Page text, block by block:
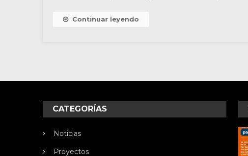
Continuar leyendo
CATEGORÍAS
Noticias
Proyectos